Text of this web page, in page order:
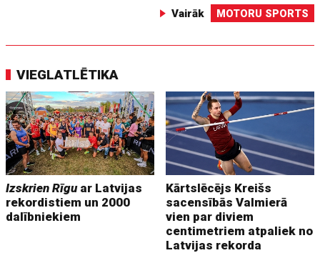
Vairāk MOTORU SPORTS
VIEGLATLĒTIKA
Izskrien Rīguar Latvijas
rekordistiem un 2000
dalībniekiem
Kārtslēcējs Kreišs
sacensībās Valmierā
vien par diviem
centimetriem atpaliek no
Latvijas rekorda